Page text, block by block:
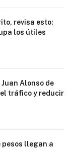
revisa esto:
los útiles
Alonso de
tráfico y reducir
pesos llegan a